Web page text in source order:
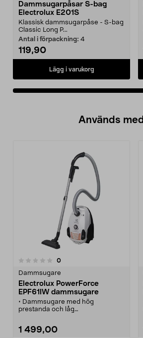
Dammsugarpåsar S-bag
Electrolux E201S
Klassisk dammsugarpåse - S-bag
Classic Long P...
Antal i förpackning: 4
119,90
Lägg i varukorg
Används med
0recensioner
Dammsugare
Electrolux PowerForce
EPF61IW dammsugare
• Dammsugare med hög
prestanda och låg
– en lättmanövrerad dammsugare
1 499,00
0.0 av 5 stjärnor